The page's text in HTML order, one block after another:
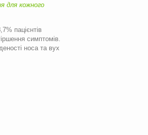
для кожного
пацієнтів
симптомів.
носа та вух